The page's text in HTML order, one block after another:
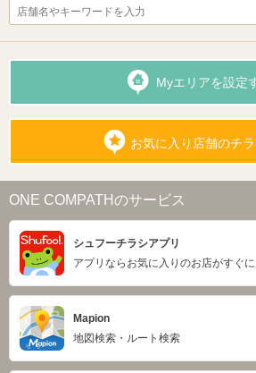
Myエリアを設定
お気に入り店舗のチ
ONE COMPATHのサービス
シュフーチラシアプリ
アプリならお気に入りのお店がすぐに
Mapion
地図検索・ルート検索